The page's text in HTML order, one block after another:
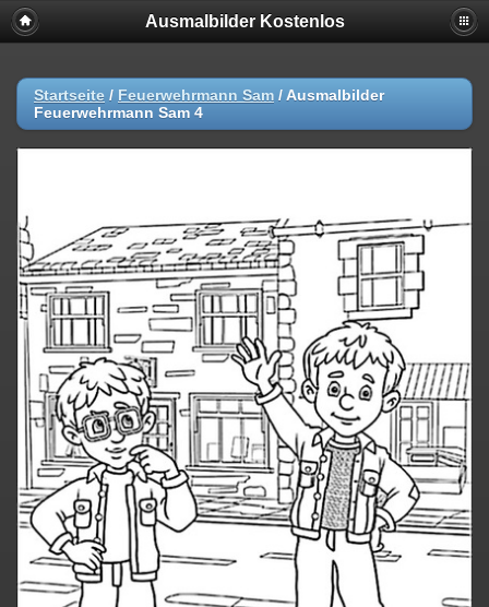
Ausmalbilder Kostenlos
Startseite / Feuerwehrmann Sam / Ausmalbilder
Feuerwehrmann Sam 4